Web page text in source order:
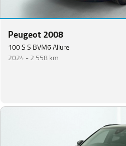
Peugeot 2008
100 S S BVM6 Allure
2024 -2 558 km